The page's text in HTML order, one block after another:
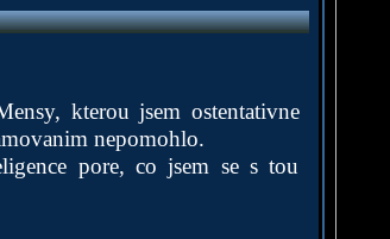
kterou jsem ostentativne
nepomohlo.
pore, co jsem se s tou